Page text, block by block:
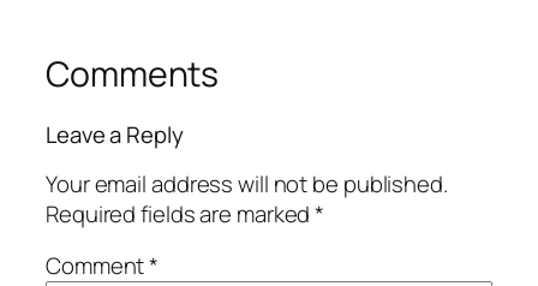
Comments
Leave a Reply
Your email address will not be published.
Required fields are marked*
Comment*